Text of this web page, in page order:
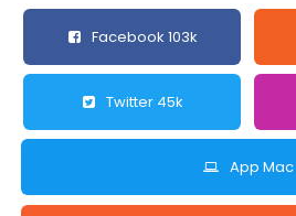
Facebook 103k
Twitter 45k
App Mac